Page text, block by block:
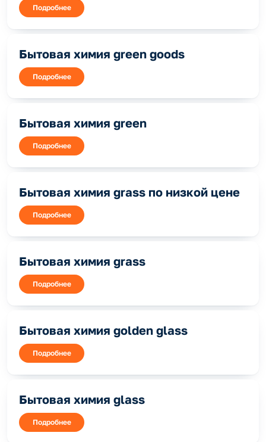
Подробнее
Бытовая химия green goods
Подробнее
Бытовая химия green
Подробнее
Бытовая химия grass по низкой цене
Подробнее
Бытовая химия grass
Подробнее
Бытовая химия golden glass
Подробнее
Бытовая химия glass
Подробнее